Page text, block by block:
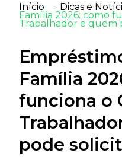
Início > Dicas e
Família 2026: como
Trabalhador e quem
Família
funciona o
pode